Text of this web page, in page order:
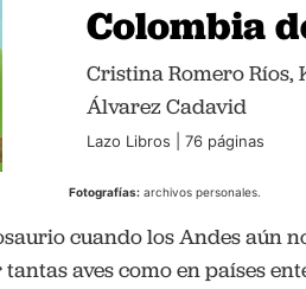
Colombia
Cristina Romero
Álvarez Cadavid
Lazo Libros | 76 páginas
Fotografías:archivos personales.
cuando los Andes aún
aves como en países